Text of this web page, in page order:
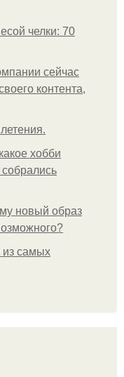
челки: 70
сейчас
контента,
хобби
новый образ
из самых